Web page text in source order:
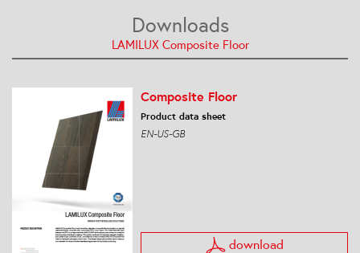
Downloads
LAMILUX Composite Floor
Composite Floor
Product data sheet
EN-US-GB
download